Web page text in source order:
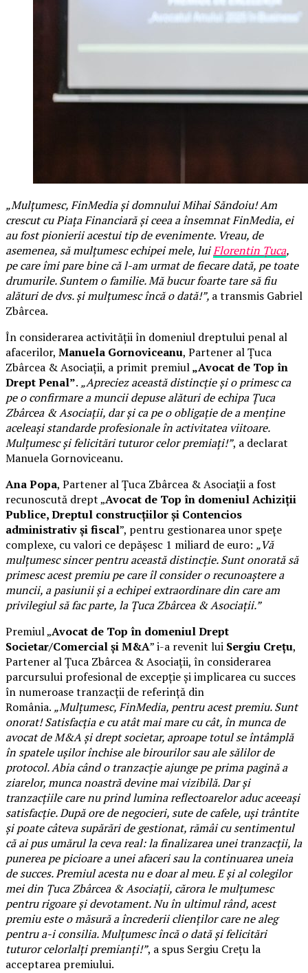
„Mulțumesc, FinMedia și domnului Mihai Săndoiu! Am
crescut cu Piața Financiară și ceea a însemnat FinMedia, ei
au fost pionierii acestui tip de evenimente. Vreau, de
asemenea, să mulțumesc echipei mele, luiFlorentin Țuca,
pe care îmi pare bine că l-am urmat de fiecare dată, pe toate
drumurile. Suntem o familie. Mă bucur foarte tare să fiu
alături de dvs. și mulțumesc încă o dată!”, a transmis Gabriel
Zbârcea.
În considerarea activității în domeniul dreptului penal al
afacerilor, Manuela Gornoviceanu, Partener al Țuca
Zbârcea & Asociații, a primit premiul„Avocat de Top în
Drept Penal”. „Apreciez această distincție și o primesc ca
pe o confirmare a muncii depuse alături de echipa Țuca
Zbârcea & Asociații, dar și ca pe o obligație de a menține
aceleași standarde profesionale în activitatea viitoare.
Mulțumesc și felicitări tuturor celor premiați!”, a declarat
Manuela Gornoviceanu.
Ana Popa, Partener al Țuca Zbârcea & Asociații a fost
recunoscută drept „Avocat de Top în domeniul Achiziții
Publice, Dreptul construcțiilor și Contencios
administrativ și fiscal”, pentru gestionarea unor spețe
complexe, cu valori ce depășesc 1 miliard de euro: „Vă
mulțumesc sincer pentru această distincție. Sunt onorată să
primesc acest premiu pe care îl consider o recunoaștere a
muncii, a pasiunii și a echipei extraordinare din care am
privilegiul să fac parte, la Țuca Zbârcea & Asociații.”
Premiul „Avocat de Top în domeniul Drept
Societar/Comercial și M&A” i-a revenit lui Sergiu Crețu,
Partener al Țuca Zbârcea & Asociații, în considerarea
parcursului profesional de excepție și implicarea cu succes
în numeroase tranzacții de referință din
România. „Mulțumesc, FinMedia, pentru acest premiu. Sunt
onorat! Satisfacția e cu atât mai mare cu cât, în munca de
avocat de M&A și drept societar, aproape totul se întâmplă
în spatele ușilor închise ale birourilor sau ale sălilor de
protocol. Abia când o tranzacție ajunge pe prima pagină a
ziarelor, munca noastră devine mai vizibilă. Dar și
tranzacțiile care nu prind lumina reflectoarelor aduc aceeași
satisfacție. După ore de negocieri, sute de cafele, uși trântite
și poate câteva supărări de gestionat, rămâi cu sentimentul
că ai pus umărul la ceva real: la finalizarea unei tranzacții, la
punerea pe picioare a unei afaceri sau la continuarea uneia
de succes. Premiul acesta nu e doar al meu. E și al colegilor
mei din Țuca Zbârcea & Asociații, cărora le mulțumesc
pentru rigoare și devotament. Nu în ultimul rând, acest
premiu este o măsură a încrederii clienților care ne aleg
pentru a-i consilia. Mulțumesc încă o dată și felicitări
tuturor celorlalți premianți!”, a spus Sergiu Crețu la
acceptarea premiului.